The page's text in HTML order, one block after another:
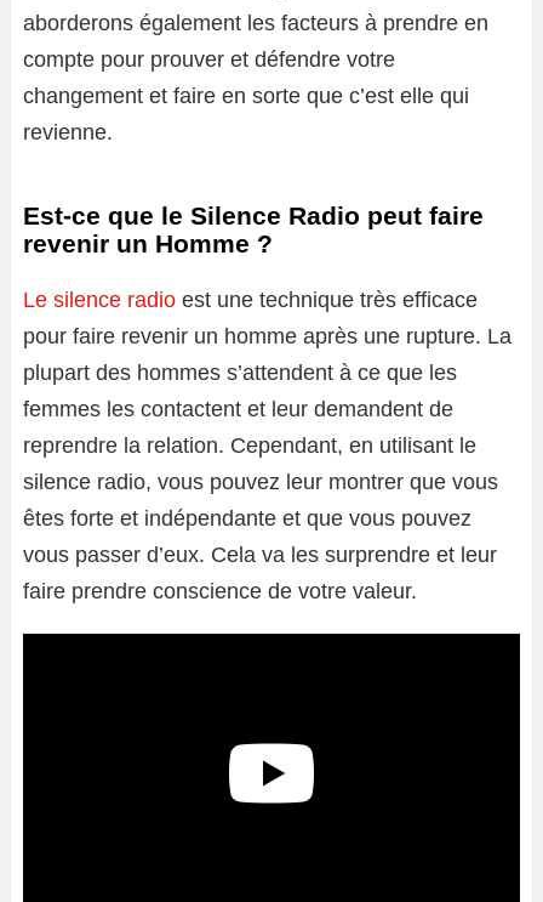
aborderons également les facteurs à prendre en
compte pour prouver et défendre votre
changement et faire en sorte que c’est elle qui
revienne.
Est-ce que le Silence Radio peut faire
revenir un Homme ?
Le silence radio est une technique très efficace
pour faire revenir un homme après une rupture. La
plupart des hommes s’attendent à ce que les
femmes les contactent et leur demandent de
reprendre la relation. Cependant, en utilisant le
silence radio, vous pouvez leur montrer que vous
êtes forte et indépendante et que vous pouvez
vous passer d’eux. Cela va les surprendre et leur
faire prendre conscience de votre valeur.